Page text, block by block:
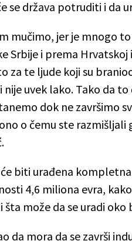
se država potruditi i da
mučimo, jer je mnogo
Srbije i prema
za te ljude koji su
nije uvek lako. Tako da
dok ne završimo
o čemu ste
će biti urađena
4,6 miliona evra,
šta može da se uradi
da mora da se završi